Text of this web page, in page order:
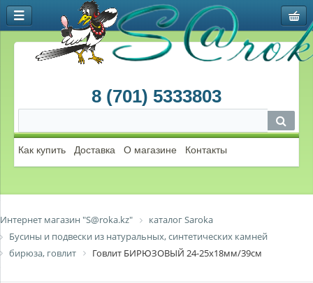
8 (701) 5333803
Как купить Доставка О магазине Контакты
Интернет магазин "S@roka.kz"
каталог Saroka
Бусины и подвески из натуральных, синтетических камней
бирюза, говлит
Говлит БИРЮЗОВЫЙ 24-25х18мм/39см